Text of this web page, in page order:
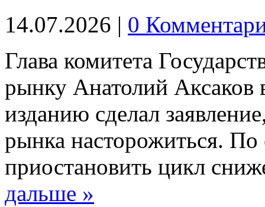
14.07.2026 | 0
Глава комитета
рынку Анатолий
изданию сделал
рынка насторожиться.
приостановить цикл
дальше »